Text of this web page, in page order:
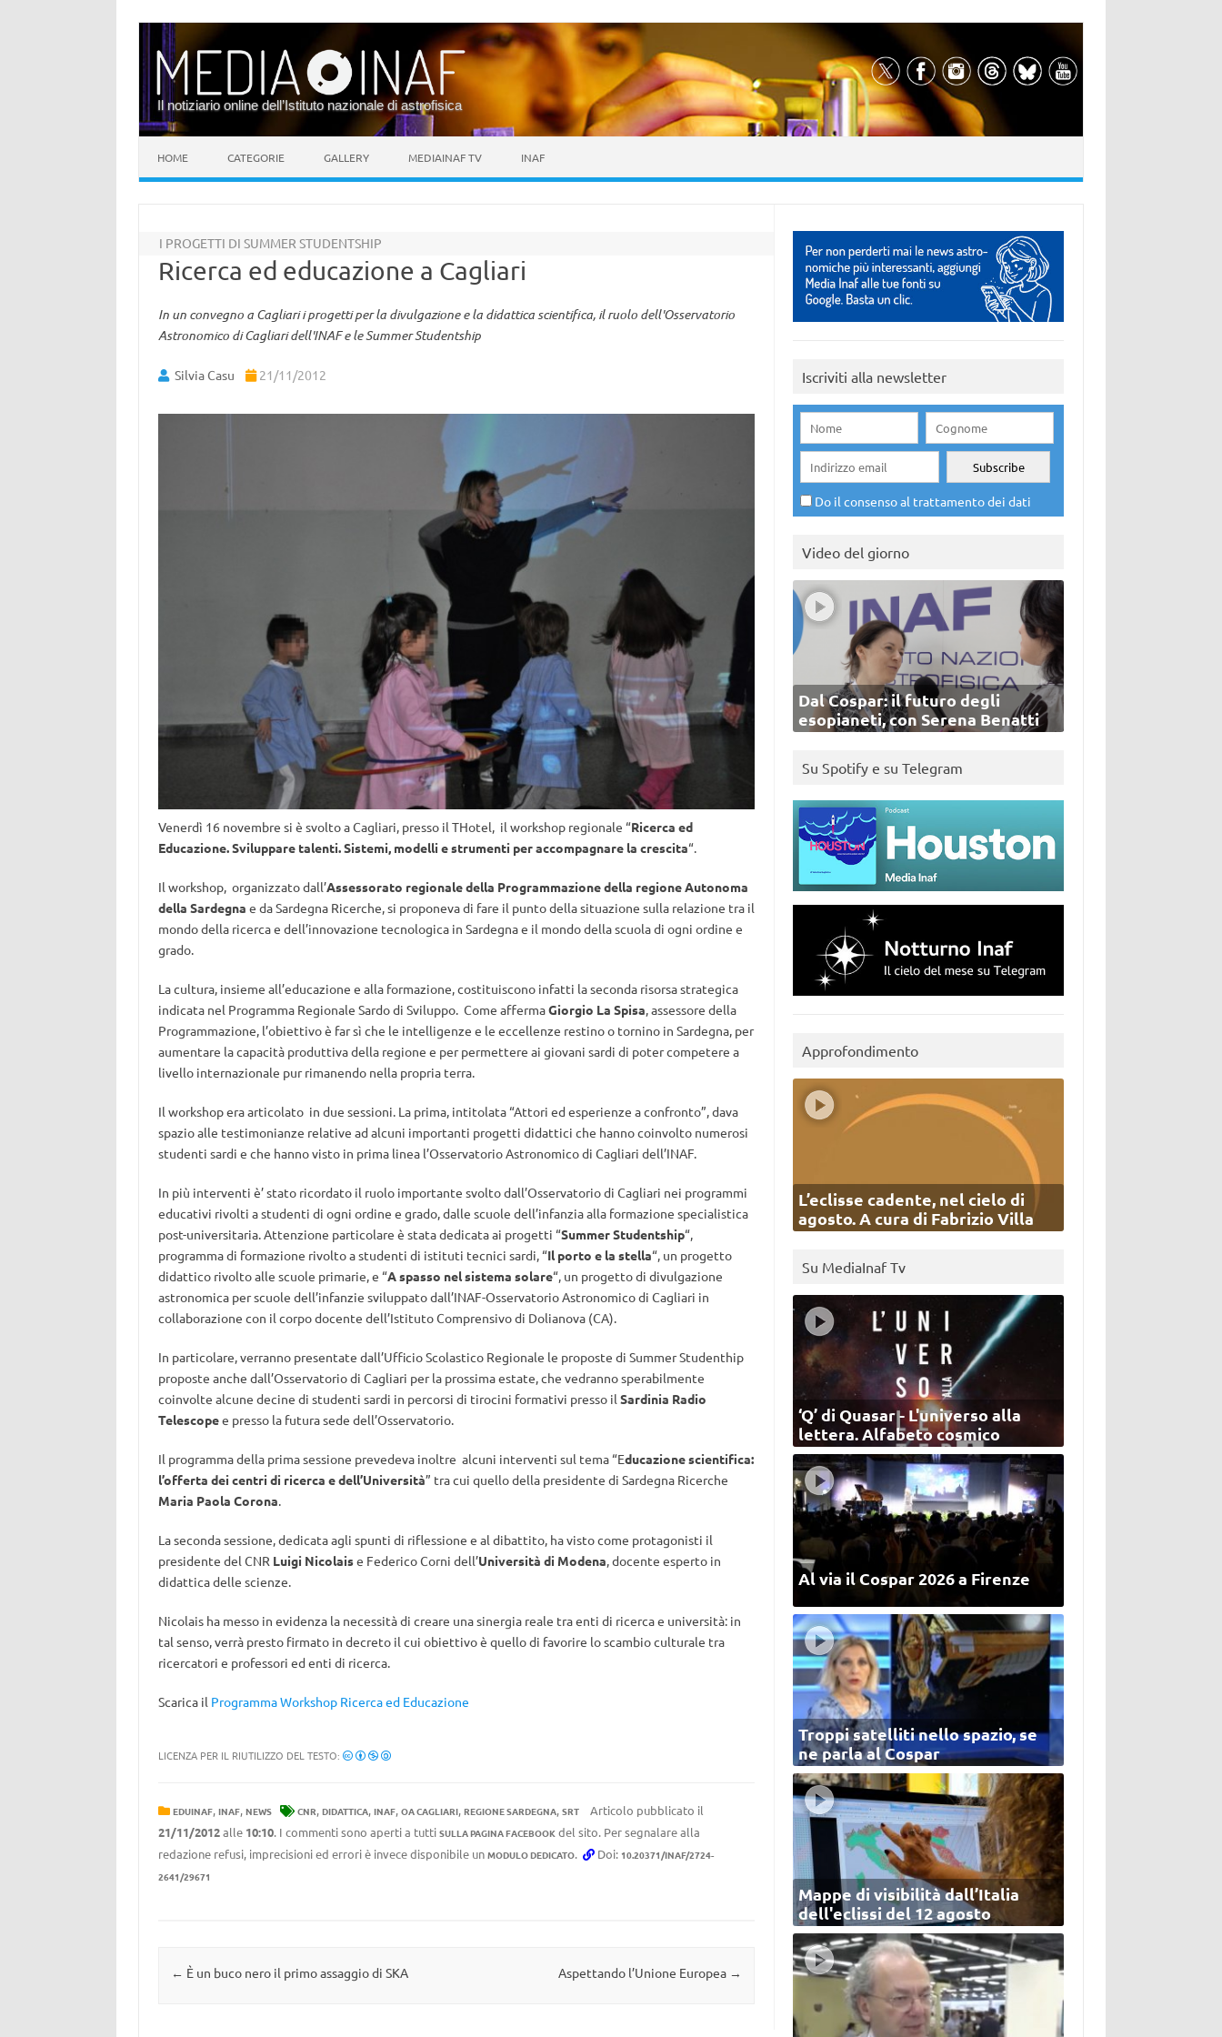
Il notiziario online dell’Istituto nazionale di astrofisica
HOME CATEGORIE GALLERY MEDIAINAF TV INAF
I PROGETTI DI SUMMER STUDENTSHIP
Ricerca ed educazione a Cagliari
In un convegno a Cagliari i progetti per la divulgazione e la didattica scientifica, il ruolo dell'Osservatorio
Astronomico di Cagliari dell'INAF e le Summer Studentship
Silvia Casu 21/11/2012
Venerdì 16 novembre si è svolto a Cagliari, presso il THotel, il workshop regionale “Ricerca ed
Educazione. Sviluppare talenti. Sistemi, modelli e strumenti per accompagnare la crescita“.
Il workshop, organizzato dall’Assessorato regionale della Programmazione della regione Autonoma
della Sardegna e da Sardegna Ricerche, si proponeva di fare il punto della situazione sulla relazione tra il
mondo della ricerca e dell’innovazione tecnologica in Sardegna e il mondo della scuola di ogni ordine e
grado.
La cultura, insieme all’educazione e alla formazione, costituiscono infatti la seconda risorsa strategica
indicata nel Programma Regionale Sardo di Sviluppo. Come affermaGiorgio La Spisa, assessore della
Programmazione, l’obiettivo è far sì che le intelligenze e le eccellenze restino o tornino in Sardegna, per
aumentare la capacità produttiva della regione e per permettere ai giovani sardi di poter competere a
livello internazionale pur rimanendo nella propria terra.
Il workshop era articolato in due sessioni. La prima, intitolata “Attori ed esperienze a confronto”, dava
spazio alle testimonianze relative ad alcuni importanti progetti didattici che hanno coinvolto numerosi
studenti sardi e che hanno visto in prima linea l’Osservatorio Astronomico di Cagliari dell’INAF.
In più interventi è’ stato ricordato il ruolo importante svolto dall’Osservatorio di Cagliari nei programmi
educativi rivolti a studenti di ogni ordine e grado, dalle scuole dell’infanzia alla formazione specialistica
post-universitaria. Attenzione particolare è stata dedicata ai progetti “Summer Studentship“,
programma di formazione rivolto a studenti di istituti tecnici sardi, “Il porto e la stella“, un progetto
didattico rivolto alle scuole primarie, e “A spasso nel sistema solare“, un progetto di divulgazione
astronomica per scuole dell’infanzie sviluppato dall’INAF-Osservatorio Astronomico di Cagliari in
collaborazione con il corpo docente dell’Istituto Comprensivo di Dolianova (CA).
In particolare, verranno presentate dall’Ufficio Scolastico Regionale le proposte di Summer Studenthip
proposte anche dall’Osservatorio di Cagliari per la prossima estate, che vedranno sperabilmente
coinvolte alcune decine di studenti sardi in percorsi di tirocini formativi presso il Sardinia Radio
Telescopee presso la futura sede dell’Osservatorio.
Il programma della prima sessione prevedeva inoltre alcuni interventi sul tema “Educazione scientifica:
l’offerta dei centri di ricerca e dell’Università” tra cui quello della presidente di Sardegna Ricerche
Maria Paola Corona.
La seconda sessione, dedicata agli spunti di riflessione e al dibattito, ha visto come protagonisti il
presidente del CNR Luigi Nicolaise Federico Corni dell’Università di Modena, docente esperto in
didattica delle scienze.
Nicolais ha messo in evidenza la necessità di creare una sinergia reale tra enti di ricerca e università: in
tal senso, verrà presto firmato in decreto il cui obiettivo è quello di favorire lo scambio culturale tra
ricercatori e professori ed enti di ricerca.
Scarica il Programma Workshop Ricerca ed Educazione
LICENZA PER IL RIUTILIZZO DEL TESTO:
EDUINAF, INAF, NEWS CNR, DIDATTICA, INAF, OA CAGLIARI, REGIONE SARDEGNA, SRT
Articolo pubblicato il
21/11/2012alle 10:10. I commenti sono aperti a tutti SULLA PAGINA FACEBOOKdel sito. Per segnalare alla
redazione refusi, imprecisioni ed errori è invece disponibile un MODULO DEDICATO. Doi: 10.20371/INAF/2724-
2641/29671
Navigazione articolo
← È un buco nero il primo assaggio di SKA Aspettando l’Unione Europea →
Iscriviti alla newsletter
Do il consenso al trattamento dei dati
Video del giorno
Dal Cospar: il futuro degli
esopianeti, con Serena Benatti
Su Spotify e su Telegram
Approfondimento
L’eclisse cadente, nel cielo di
agosto. A cura di Fabrizio Villa
Su MediaInaf Tv
‘Q’ di Quasar - L'universo alla
lettera. Alfabeto cosmico
Al via il Cospar 2026 a Firenze
Troppi satelliti nello spazio, se
ne parla al Cospar
Mappe di visibilità dall’Italia
dell'eclissi del 12 agosto